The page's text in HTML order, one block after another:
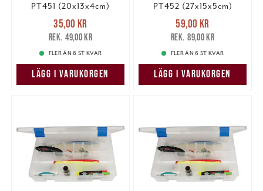
PT451 (20x13x4cm)
Nuvarande pris
35,00 krTidigare pris
49,00 kr
35,00 kr
49,00 kr
FLER ÄN 6 ST KVAR
LÄGG I VARUKORGEN
PT452 (27x15x5cm)
Nuvarande pris
59,00 krTidigare pris
89,00 kr
59,00 kr
89,00 kr
FLER ÄN 6 ST KVAR
LÄGG I VARUKORGEN